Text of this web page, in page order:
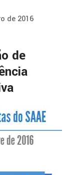
de 2016
de